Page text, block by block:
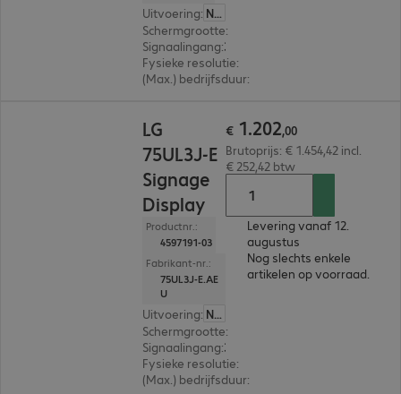
Uitvoering:
Nederland
Schermgrootte:
Signaalingang:
Fysieke resolutie:
(Max.) bedrijfsduur:
LG
75UL3J-E
Signage
Display
Productnr.:
4597191-03
Fabrikant-nr.:
75UL3J-E.AE
U
Uitvoering:
Nederland
Schermgrootte:
Signaalingang:
Fysieke resolutie:
(Max.) bedrijfsduur:
€ 1.202,00
Brutoprijs: € 1.454,42 incl.
€ 252,42 btw
Levering vanaf 12.
augustus
Nog slechts enkele
artikelen op voorraad.